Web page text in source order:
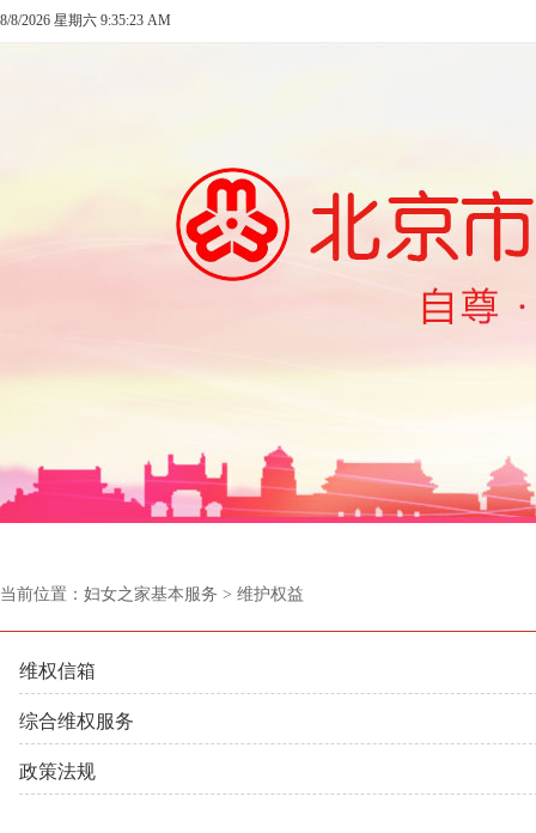
8/8/2026 星期六 9:35:23 AM
当前位置：妇女之家基本服务 > 维护权益
维权信箱
综合维权服务
政策法规